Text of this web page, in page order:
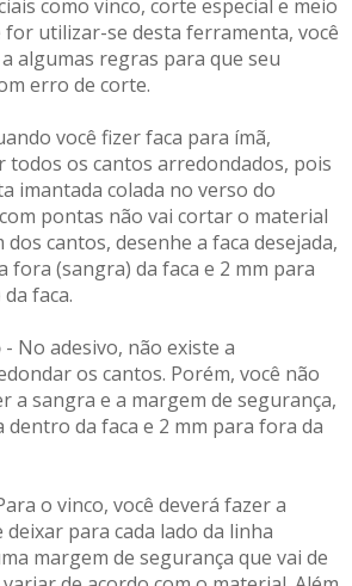
como vinco, corte especial e meio
for utilizar-se desta ferramenta, você
algumas regras para que seu
erro de corte.
você fizer faca para ímã,
todos os cantos arredondados, pois
imantada colada no verso do
pontas não vai cortar o material
cantos, desenhe a faca desejada,
fora (sangra) da faca e 2 mm para
faca.
- No adesivo, não existe a
os cantos. Porém, você não
a sangra e a margem de segurança,
dentro da faca e 2 mm para fora da
o vinco, você deverá fazer a
deixar para cada lado da linha
margem de segurança que vai de